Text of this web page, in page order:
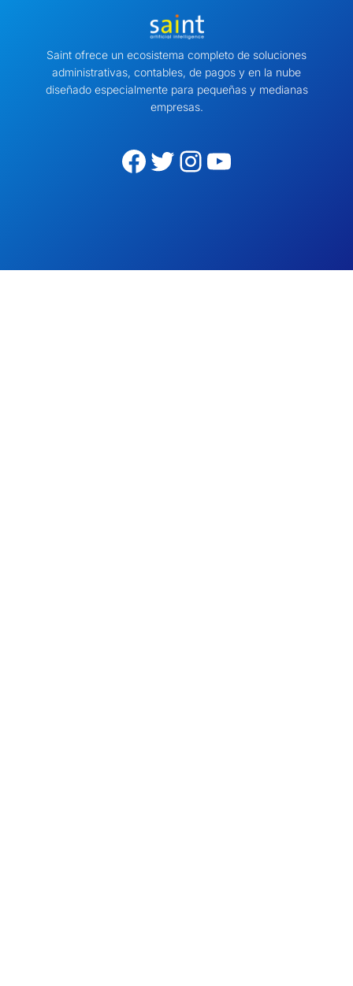
Saint ofrece un ecosistema completo de soluciones
administrativas, contables, de pagos y en la nube
diseñado especialmente para pequeñas y medianas
empresas.
Facebook Twitter Instagram YouTube